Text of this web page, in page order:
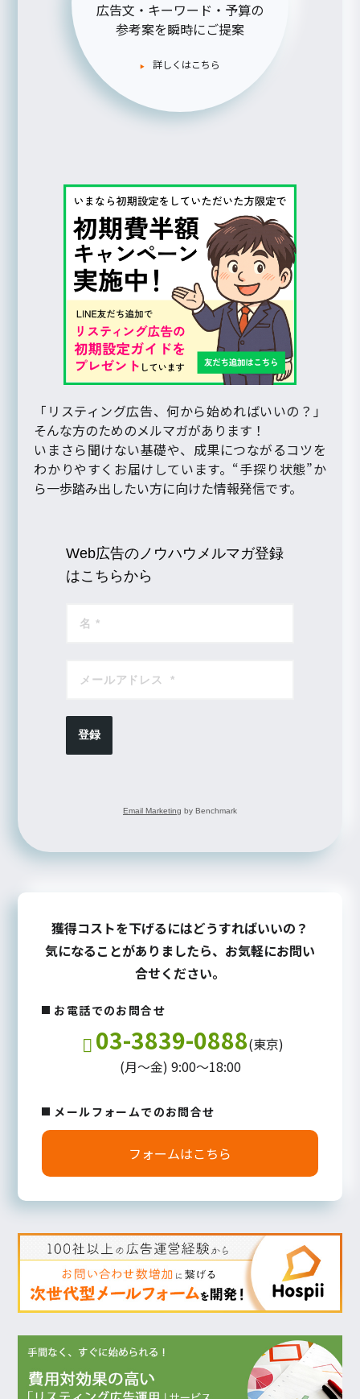
広告文・キーワード・予算の
参考案を瞬時にご提案
詳しくはこちら
「リスティング広告、何から始めればいいの？」
そんな方のためのメルマガがあります！
いまさら聞けない基礎や、成果につながるコツを
わかりやすくお届けしています。“手探り状態”か
ら一歩踏み出したい方に向けた情報発信です。
Web広告のノウハウメルマガ登録
はこちらから
登録
Email Marketing by Benchmark
獲得コストを下げるにはどうすればいいの？
気になることがありましたら、お気軽にお問い
合せください。
お電話でのお問合せ
03-3839-0888(東京)
(月～金) 9:00～18:00
メールフォームでのお問合せ
フォームはこちら